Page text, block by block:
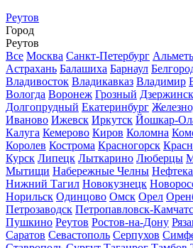
Реутов
Город
Реутов
Все Москва Санкт-Петербург
Астрахань Балашиха Барнаул
Владивосток Владикавказ Владимир
Вологда Воронеж Грозный
Долгопрудный Екатеринбург
Иваново Ижевск Иркутск Йошкар-
Калуга Кемерово Киров Коломна
Королев Кострома Красногорск
Курск Липецк Лыткарино Люберцы
Мытищи Набережные Челны
Нижний Тагил Новокузнецк
Норильск Одинцово Омск Орел
Петрозаводск Петропавловск-
Пушкино Реутов Ростов-на-Дону
Саратов Севастополь Серпухов